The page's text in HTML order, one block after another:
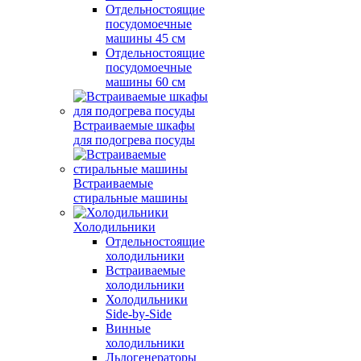
Отдельностоящие
посудомоечные
машины 45 см
Отдельностоящие
посудомоечные
машины 60 см
Встраиваемые шкафы
для подогрева посуды
Встраиваемые
стиральные машины
Холодильники
Отдельностоящие
холодильники
Встраиваемые
холодильники
Холодильники
Side-by-Side
Винные
холодильники
Льдогенераторы